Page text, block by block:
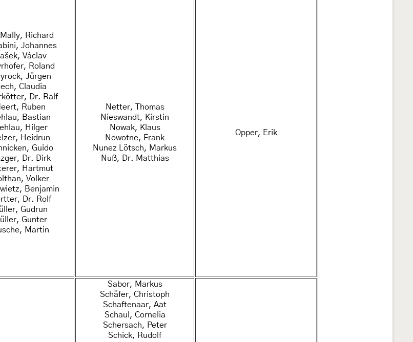
Mally, Richard
Johannes
Václav
Roland
Jürgen
Claudia
Dr. Ralf
Ruben
Bastian
Hilger
Heidrun
Guido
Dr. Dirk
Hartmut
Volker
Benjamin
Dr. Rolf
Gudrun
Gunter
Martin
Netter, Thomas
Nieswandt, Kirstin
Nowak, Klaus
Nowotne, Frank
Nunez Lötsch, Markus
Nuß, Dr. Matthias
Opper, Erik
Sabor, Markus
Schäfer, Christoph
Schaftenaar, Aat
Schaul, Cornelia
Schersach, Peter
Schick, Rudolf